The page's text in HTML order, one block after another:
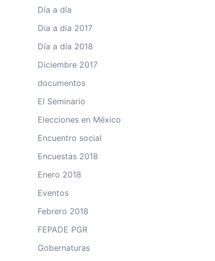
Día a día
Dia a dia 2017
Día a día 2018
Diciembre 2017
documentos
El Seminario
Elecciones en México
Encuentro social
Encuestas 2018
Enero 2018
Eventos
Febrero 2018
FEPADE PGR
Gobernaturas